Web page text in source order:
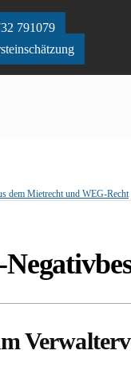
791079
dem Mietrecht und WEG-Recht